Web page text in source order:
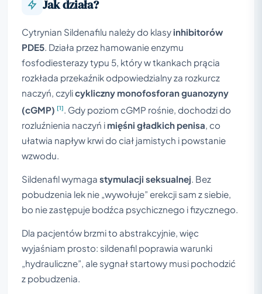
Jak działa?
Cytrynian Sildenafilu należy do klasy inhibitorów
PDE5 . Działa przez hamowanie enzymu
fosfodiesterazy typu 5, który w tkankach prącia
rozkłada przekaźnik odpowiedzialny za rozkurcz
naczyń, czylicykliczny monofosforan guanozyny
(cGMP) [1]
. Gdy poziom cGMP rośnie, dochodzi do
rozluźnienia naczyń i mięśni gładkich penisa , co
ułatwia napływ krwi do ciał jamistych i powstanie
wzwodu.
Sildenafil wymaga stymulacji seksualnej . Bez
pobudzenia lek nie „wywołuje” erekcji sam z siebie,
bo nie zastępuje bodźca psychicznego i fizycznego.
Dla pacjentów brzmi to abstrakcyjnie, więc
wyjaśniam prosto: sildenafil poprawia warunki
„hydrauliczne”, ale sygnał startowy musi pochodzić
z pobudzenia.